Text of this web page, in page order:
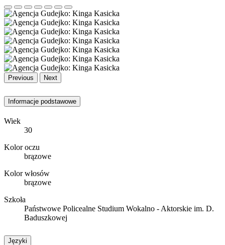
Previous Next
Informacje podstawowe
Wiek
30
Kolor oczu
brązowe
Kolor włosów
brązowe
Szkoła
Państwowe Policealne Studium Wokalno - Aktorskie im. D.
Baduszkowej
Języki